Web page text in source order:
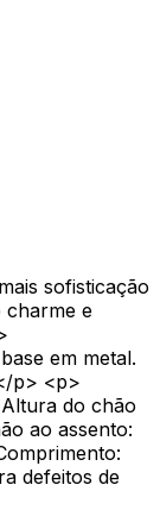
sofisticação
charme e
em metal.
p> <p>
do chão
ao assento:
defeitos de